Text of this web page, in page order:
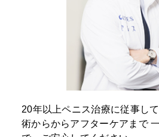
20年以上ペニス治療に従事し
術からからアフターケアまで